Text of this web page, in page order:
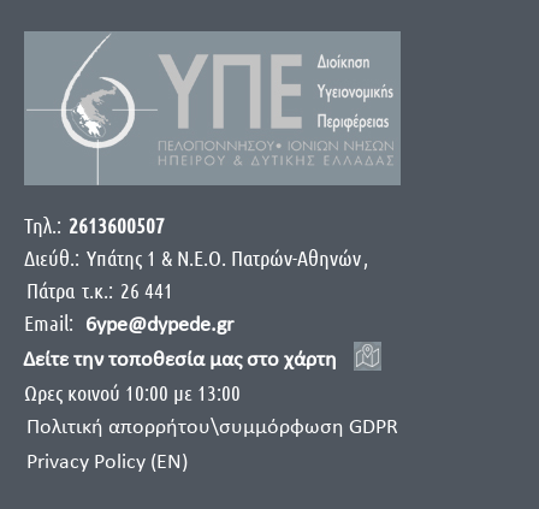
Τηλ.: 2613600507
Διεύθ.: Yπάτης 1 & Ν.Ε.Ο. Πατρών-Αθηνών,
Πάτρα τ.κ.: 26 441
Email:
6ype@dypede.gr
Δείτε την τοποθεσία μας στο χάρτη
Ωρες κοινού 10:00 με 13:00
Πολιτική απορρήτου\συμμόρφωση GDPR
Privacy Policy (EN)